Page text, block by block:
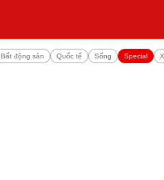
Bất động sản Quốc tế Sống Special